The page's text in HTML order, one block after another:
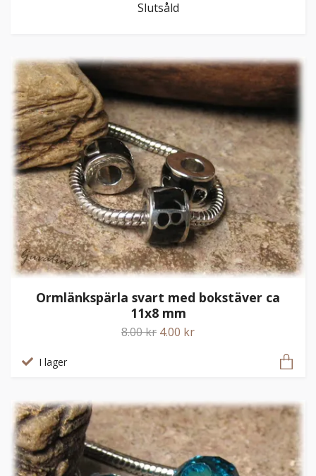
Slutsåld
Ormlänkspärla svart med bokstäver ca
11x8 mm
8.00 kr 4.00 kr
I lager